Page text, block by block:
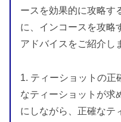
ースを効果的に攻略す
に、インコースを攻略
アドバイスをご紹介し
1. ティーショットの正
なティーショットが求
にしながら、正確なテ